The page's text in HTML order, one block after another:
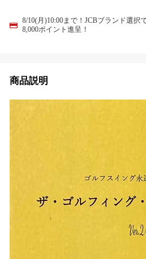
8/10(月)10:00まで！JCBブランド選
8,000ポイント進呈！
商品説明